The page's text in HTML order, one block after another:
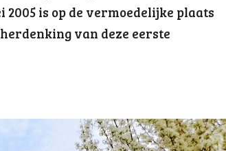
2005 is op de vermoedelijke plaats
van deze eerste